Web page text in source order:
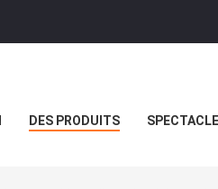
DES PRODUITS